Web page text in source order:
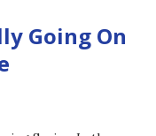
Going On